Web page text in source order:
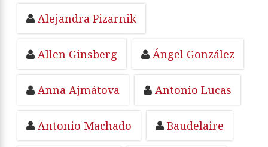
Alejandra Pizarnik
Allen Ginsberg Ángel González
Anna Ajmátova Antonio Lucas
Antonio Machado Baudelaire